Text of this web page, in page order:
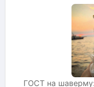
ГОСТ на